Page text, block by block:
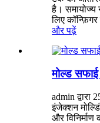
है। समायोज्य
लिए
और पढ़ें
मोल्ड
admin द्वारा
इंजेक्शन
और विनिर्माण